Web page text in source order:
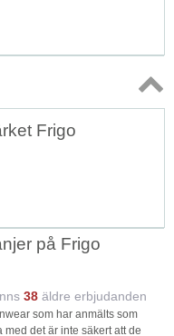
Topp
Frigo
på Frigo
38 äldre erbjudanden
som har anmälts som
det är inte säkert att de